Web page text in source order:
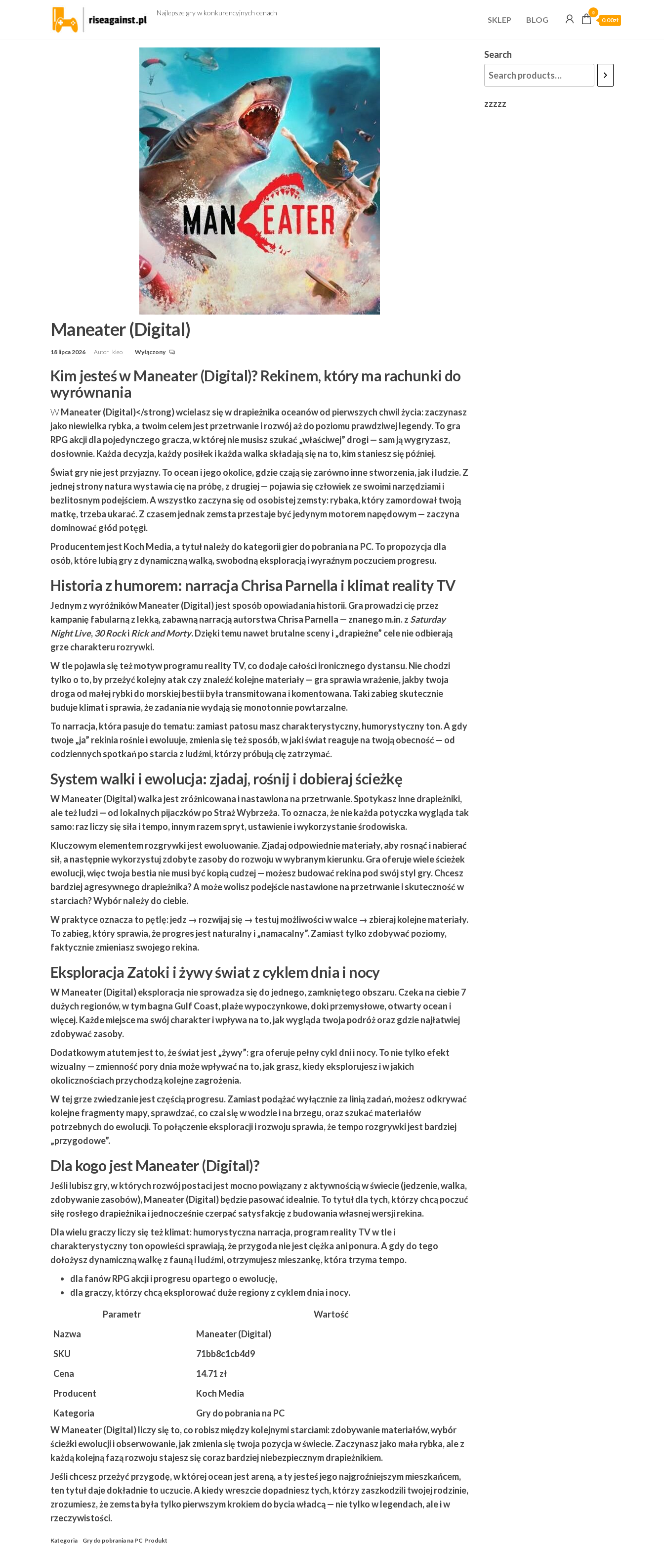
Najlepsze gry w konkurencyjnych cenach
SKLEP BLOG
0
0.00zł
Maneater (Digital)
18 lipca 2026 Autor kleo Wyłączony
Kim jesteś w Maneater (Digital)? Rekinem, który ma rachunki do
wyrównania
WManeater (Digital)</strong) wcielasz się w drapieżnika oceanów od pierwszych chwil życia: zaczynasz
jako niewielka rybka, a twoim celem jest przetrwanie i rozwój aż do poziomu prawdziwej legendy. To gra
RPG akcji dla pojedynczego gracza, w której nie musisz szukać „właściwej” drogi — sam ją wygryzasz,
dosłownie. Każda decyzja, każdy posiłek i każda walka składają się na to, kim staniesz się później.
Świat gry nie jest przyjazny. To ocean i jego okolice, gdzie czają się zarówno inne stworzenia, jak i ludzie. Z
jednej strony natura wystawia cię na próbę, z drugiej — pojawia się człowiek ze swoimi narzędziami i
bezlitosnym podejściem. A wszystko zaczyna się od osobistej zemsty: rybaka, który zamordował twoją
matkę, trzeba ukarać. Z czasem jednak zemsta przestaje być jedynym motorem napędowym — zaczyna
dominować głód potęgi.
Producentem jest Koch Media, a tytuł należy do kategoriigier do pobrania na PC. To propozycja dla
osób, które lubią gry z dynamiczną walką, swobodną eksploracją i wyraźnym poczuciem progresu.
Historia z humorem: narracja Chrisa Parnella i klimat reality TV
Jednym z wyróżnikówManeater (Digital)jest sposób opowiadania historii. Gra prowadzi cię przez
kampanię fabularną z lekką, zabawną narracją autorstwa Chrisa Parnella — znanego m.in. z Saturday
Night Live,30 RockiRick and Morty. Dzięki temu nawet brutalne sceny i „drapieżne” cele nie odbierają
grze charakteru rozrywki.
W tle pojawia się też motyw programu reality TV, co dodaje całości ironicznego dystansu. Nie chodzi
tylko o to, by przeżyć kolejny atak czy znaleźć kolejne materiały — gra sprawia wrażenie, jakby twoja
droga od małej rybki do morskiej bestii była transmitowana i komentowana. Taki zabieg skutecznie
buduje klimat i sprawia, że zadania nie wydają się monotonnie powtarzalne.
To narracja, która pasuje do tematu: zamiast patosu masz charakterystyczny, humorystyczny ton. A gdy
twoje „ja” rekinia rośnie i ewoluuje, zmienia się też sposób, w jaki świat reaguje na twoją obecność — od
codziennych spotkań po starcia z ludźmi, którzy próbują cię zatrzymać.
System walki i ewolucja: zjadaj, rośnij i dobieraj ścieżkę
WManeater (Digital)walka jest zróżnicowana i nastawiona na przetrwanie. Spotykasz inne drapieżniki,
ale też ludzi — od lokalnych pijaczków po Straż Wybrzeża. To oznacza, że nie każda potyczka wygląda tak
samo: raz liczy się siła i tempo, innym razem spryt, ustawienie i wykorzystanie środowiska.
Kluczowym elementem rozgrywki jest ewoluowanie. Zjadaj odpowiednie materiały, aby rosnąć i nabierać
sił, a następnie wykorzystuj zdobyte zasoby do rozwoju w wybranym kierunku. Gra oferuje wiele ścieżek
ewolucji, więc twoja bestia nie musi być kopią cudzej — możesz budować rekina pod swój styl gry. Chcesz
bardziej agresywnego drapieżnika? A może wolisz podejście nastawione na przetrwanie i skuteczność w
starciach? Wybór należy do ciebie.
W praktyce oznacza to pętlę:jedz → rozwijaj się → testuj możliwości w walce → zbieraj kolejne materiały.
To zabieg, który sprawia, że progres jest naturalny i „namacalny”. Zamiast tylko zdobywać poziomy,
faktycznie zmieniasz swojego rekina.
Eksploracja Zatoki i żywy świat z cyklem dnia i nocy
WManeater (Digital)eksploracja nie sprowadza się do jednego, zamkniętego obszaru. Czeka na ciebie7
dużych regionów, w tym bagna Gulf Coast, plaże wypoczynkowe, doki przemysłowe, otwarty ocean i
więcej. Każde miejsce ma swój charakter i wpływa na to, jak wygląda twoja podróż oraz gdzie najłatwiej
zdobywać zasoby.
Dodatkowym atutem jest to, że świat jest „żywy”: gra oferujepełny cykl dni i nocy. To nie tylko efekt
wizualny — zmienność pory dnia może wpływać na to, jak grasz, kiedy eksplorujesz i w jakich
okolicznościach przychodzą kolejne zagrożenia.
W tej grze zwiedzanie jest częścią progresu. Zamiast podążać wyłącznie za linią zadań, możesz odkrywać
kolejne fragmenty mapy, sprawdzać, co czai się w wodzie i na brzegu, oraz szukać materiałów
potrzebnych do ewolucji. To połączenie eksploracji i rozwoju sprawia, że tempo rozgrywki jest bardziej
„przygodowe”.
Dla kogo jest Maneater (Digital)?
Jeśli lubisz gry, w których rozwój postaci jest mocno powiązany z aktywnością w świecie (jedzenie, walka,
zdobywanie zasobów),Maneater (Digital)będzie pasować idealnie. To tytuł dla tych, którzy chcą poczuć
siłę rosłego drapieżnika i jednocześnie czerpać satysfakcję z budowania własnej wersji rekina.
Dla wielu graczy liczy się też klimat: humorystyczna narracja, program reality TV w tle i
charakterystyczny ton opowieści sprawiają, że przygoda nie jest ciężka ani ponura. A gdy do tego
dołożysz dynamiczną walkę z fauną i ludźmi, otrzymujesz mieszankę, która trzyma tempo.
dla fanów RPG akcji i progresu opartego o ewolucję,
dla graczy, którzy chcą eksplorować duże regiony z cyklem dnia i nocy.
Parametr
Wartość
Nazwa
Maneater (Digital)
SKU
71bb8c1cb4d9
Cena
14.71 zł
Producent
Koch Media
Kategoria
Gry do pobrania na PC
WManeater (Digital)liczy się to, co robisz między kolejnymi starciami: zdobywanie materiałów, wybór
ścieżki ewolucji i obserwowanie, jak zmienia się twoja pozycja w świecie. Zaczynasz jako mała rybka, ale z
każdą kolejną fazą rozwoju stajesz się coraz bardziej niebezpiecznym drapieżnikiem.
Jeśli chcesz przeżyć przygodę, w której ocean jest areną, a ty jesteś jego najgroźniejszym mieszkańcem,
ten tytuł daje dokładnie to uczucie. A kiedy wreszcie dopadniesz tych, którzy zaszkodzili twojej rodzinie,
zrozumiesz, że zemsta była tylko pierwszym krokiem do bycia władcą — nie tylko w legendach, ale i w
rzeczywistości.
Kategoria Gry do pobrania na PC Produkt
Search
zzzzz